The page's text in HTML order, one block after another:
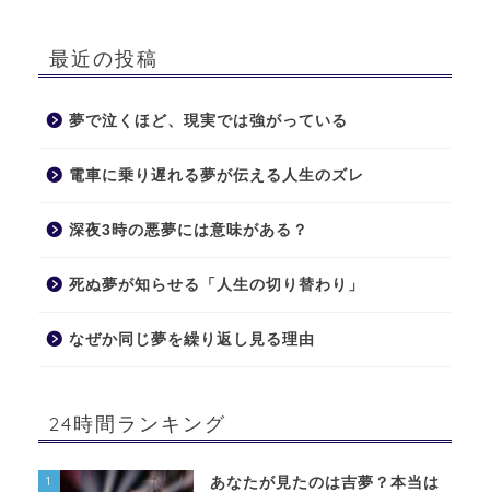
最近の投稿
夢で泣くほど、現実では強がっている
電車に乗り遅れる夢が伝える人生のズレ
深夜3時の悪夢には意味がある？
死ぬ夢が知らせる「人生の切り替わり」
なぜか同じ夢を繰り返し見る理由
24時間ランキング
1
あなたが見たのは吉夢？本当は